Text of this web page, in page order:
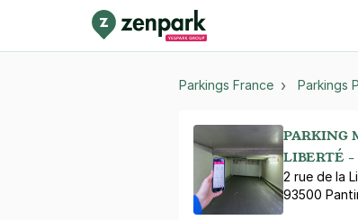
Parkings France Parkings
PARKING
LIBERTÉ
2 rue de la
93500